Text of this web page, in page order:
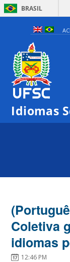
BRASIL
Idiomas
Coletiva
idiomas
12:46 PM